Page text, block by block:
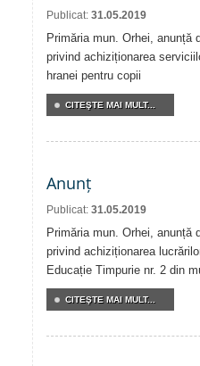
Publicat: 31.05.2019
Primăria mun. Orhei, anunță
privind achiziționarea
hranei pentru copii
CITEŞTE MAI MULT...
Anunț
Publicat: 31.05.2019
Primăria mun. Orhei, anunță
privind achiziționarea
Educație Timpurie nr. 2 din
CITEŞTE MAI MULT...